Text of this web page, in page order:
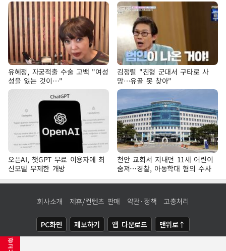
광
고
유혜정, 자궁적출 수술 고백 "여성
성을 잃는 것이…"
김정렬 "친형 군대서 구타로 사
망…유골 못 찾아"
오픈AI, 챗GPT 무료 이용자에 최
신모델 무제한 개방
천안 교회서 지내던 11세 어린이
숨져…경찰, 아동학대 혐의 수사
회사소개 제휴/컨텐츠 판매 약관·정책 고충처리
PC화면 제보하기 앱 다운로드 맨위로↑